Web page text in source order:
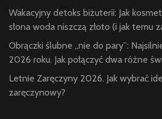
Wakacyjny detoks biżuterii: Jak
słona woda niszczą złoto (i jak temu
Obrączki ślubne „nie do pary”:
2026 roku. Jak połączyć dwa różne
Letnie Zaręczyny 2026. Jak wybrać
zaręczynowy?